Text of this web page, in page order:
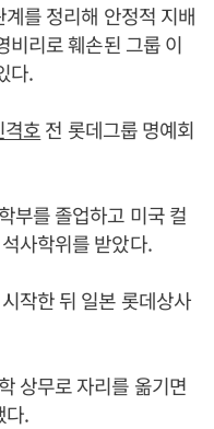
를 정리해 안정적 지배
비리로 훼손된 그룹 이
다.
격호전 롯데그룹 명예회
부를 졸업하고 미국 컬
사학위를 받았다.
작한 뒤 일본 롯데상사
상무로 자리를 옮기면
다.